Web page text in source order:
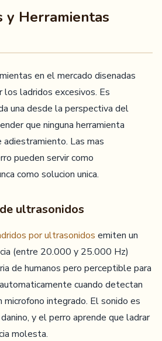
y Herramientas
en el mercado disenadas
los ladridos excesivos. Es
una desde la perspectiva del
que ninguna herramienta
Las mas
pueden servir como
como solucion unica.
ultrasonidos
por ultrasonidos emiten un
(entre 20.000 y 25.000 Hz)
de humanos pero perceptible para
cuando detectan
integrado. El sonido es
y el perro aprende que ladrar
molesta.